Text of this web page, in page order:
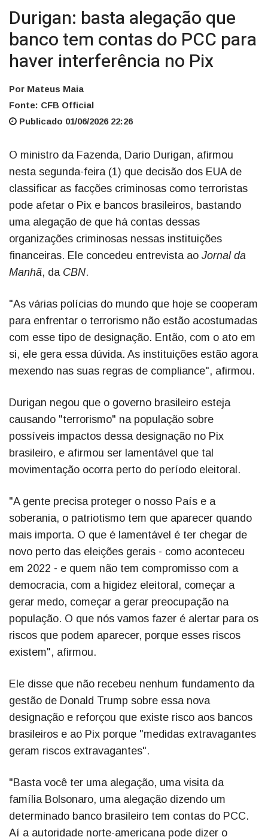
Durigan: basta alegação que
banco tem contas do PCC para
haver interferência no Pix
Por Mateus Maia
Fonte: CFB Official
Publicado 01/06/2026 22:26
O ministro da Fazenda, Dario Durigan, afirmou
nesta segunda-feira (1) que decisão dos EUA de
classificar as facções criminosas como terroristas
pode afetar o Pix e bancos brasileiros, bastando
uma alegação de que há contas dessas
organizações criminosas nessas instituições
financeiras. Ele concedeu entrevista ao Jornal da
Manhã, da CBN.
"As várias polícias do mundo que hoje se cooperam
para enfrentar o terrorismo não estão acostumadas
com esse tipo de designação. Então, com o ato em
si, ele gera essa dúvida. As instituições estão agora
mexendo nas suas regras de compliance", afirmou.
Durigan negou que o governo brasileiro esteja
causando "terrorismo" na população sobre
possíveis impactos dessa designação no Pix
brasileiro, e afirmou ser lamentável que tal
movimentação ocorra perto do período eleitoral.
"A gente precisa proteger o nosso País e a
soberania, o patriotismo tem que aparecer quando
mais importa. O que é lamentável é ter chegar de
novo perto das eleições gerais - como aconteceu
em 2022 - e quem não tem compromisso com a
democracia, com a higidez eleitoral, começar a
gerar medo, começar a gerar preocupação na
população. O que nós vamos fazer é alertar para os
riscos que podem aparecer, porque esses riscos
existem", afirmou.
Ele disse que não recebeu nenhum fundamento da
gestão de Donald Trump sobre essa nova
designação e reforçou que existe risco aos bancos
brasileiros e ao Pix porque "medidas extravagantes
geram riscos extravagantes".
"Basta você ter uma alegação, uma visita da
família Bolsonaro, uma alegação dizendo um
determinado banco brasileiro tem contas do PCC.
Aí a autoridade norte-americana pode dizer o